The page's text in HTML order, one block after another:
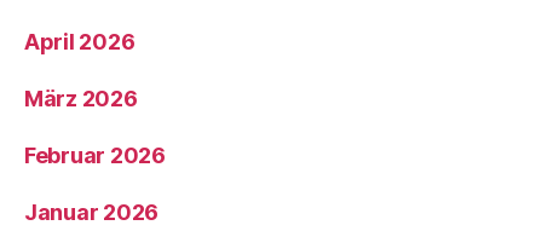
April 2026
März 2026
Februar 2026
Januar 2026